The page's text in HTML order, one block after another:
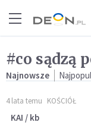
#co sądzą
Najnowsze
4 lata temu KOŚCIÓŁ
KAI / kb